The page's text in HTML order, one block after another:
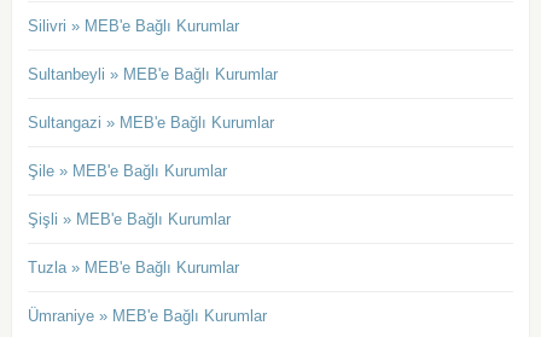
Silivri » MEB'e Bağlı Kurumlar
Sultanbeyli » MEB'e Bağlı Kurumlar
Sultangazi » MEB'e Bağlı Kurumlar
Şile » MEB'e Bağlı Kurumlar
Şişli » MEB'e Bağlı Kurumlar
Tuzla » MEB'e Bağlı Kurumlar
Ümraniye » MEB'e Bağlı Kurumlar